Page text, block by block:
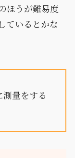
ほうが難易度
ているとかな
量をする